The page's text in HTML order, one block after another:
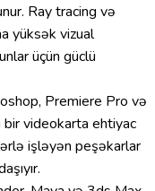
Ray tracing və
yüksək vizual
üçün güclü
Premiere Pro və
videokarta ehtiyac
işləyən peşəkarlar